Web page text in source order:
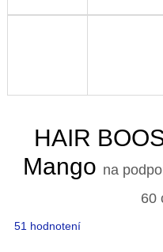
HAIR
Mango na
60
Priemerné
51 hodnotení